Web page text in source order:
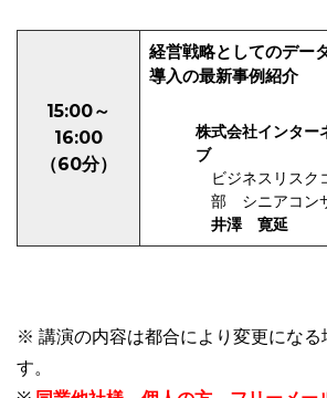
15:00～
16:00
（60分）
経営戦略としてのデー
導入の最新事例紹介
株式会社インター
ブ
ビジネスリスク
部 シニアコン
井澤 寛延
※ 講演の内容は都合により変更になる
す。